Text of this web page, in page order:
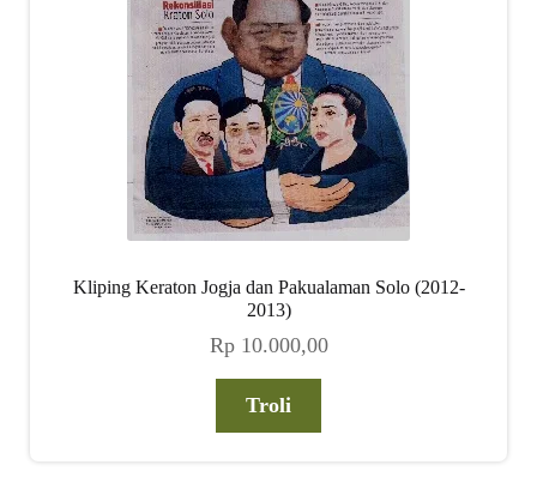
Kliping Keraton Jogja dan Pakualaman Solo (2012-
2013)
Rp10.000,00
Troli